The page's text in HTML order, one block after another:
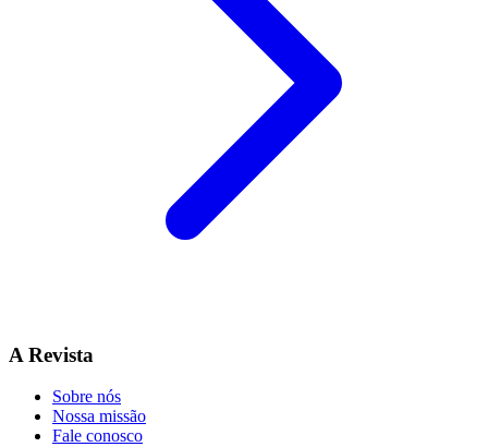
A Revista
Sobre nós
Nossa missão
Fale conosco